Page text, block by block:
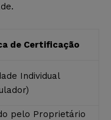
de Certificação
Individual
pelo Proprietário